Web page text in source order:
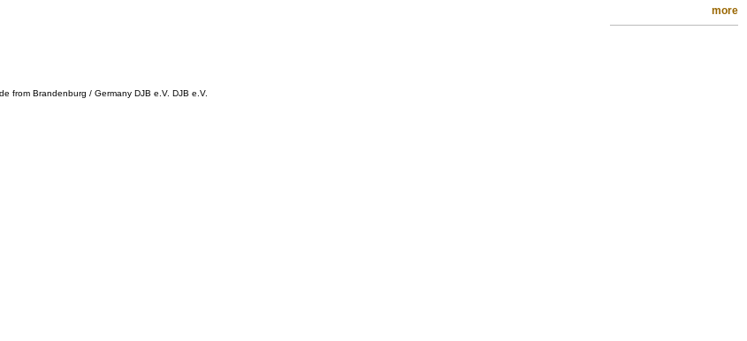
more
from Brandenburg / Germany DJB e.V. DJB e.V.